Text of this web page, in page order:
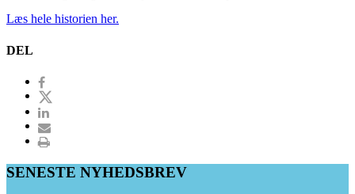
Læs hele historien her.
DEL
SENESTE NYHEDSBREV